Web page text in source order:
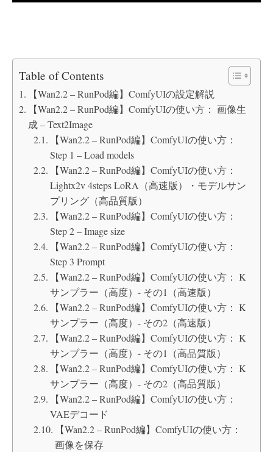
Table of Contents
【Wan2.2 – RunPod編】ComfyUIの設定解説
【Wan2.2 – RunPod編】ComfyUIの使い方： 画像生
成 – Text2Image
【Wan2.2 – RunPod編】ComfyUIの使い方：
Step 1 – Load models
【Wan2.2 – RunPod編】ComfyUIの使い方：
Lightx2v 4steps LoRA（高速版）・モデルサン
プリング（高品質版）
【Wan2.2 – RunPod編】ComfyUIの使い方：
Step 2 – Image size
【Wan2.2 – RunPod編】ComfyUIの使い方：
Step 3 Prompt
【Wan2.2 – RunPod編】ComfyUIの使い方： K
サンプラー（高度）- その1（高速版）
【Wan2.2 – RunPod編】ComfyUIの使い方： K
サンプラー（高度）- その2（高速版）
【Wan2.2 – RunPod編】ComfyUIの使い方： K
サンプラー（高度）- その1（高品質版）
【Wan2.2 – RunPod編】ComfyUIの使い方： K
サンプラー（高度）- その2（高品質版）
【Wan2.2 – RunPod編】ComfyUIの使い方：
VAEデコード
【Wan2.2 – RunPod編】ComfyUIの使い方：
画像を保存